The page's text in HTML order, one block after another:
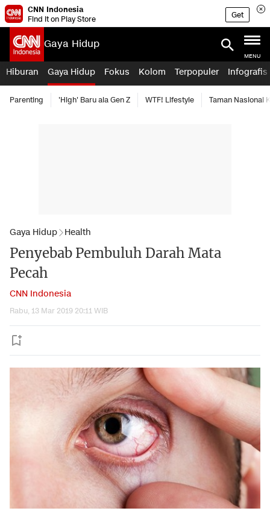
CNN Indonesia
Find it on Play Store
Get
Gaya Hidup
MENU
Hiburan Gaya Hidup Fokus Kolom Terpopuler Infografis
Parenting 'High' Baru ala Gen Z WTF! Lifestyle Taman Nasional
Gaya Hidup Health
Penyebab Pembuluh Darah Mata
Pecah
CNN Indonesia
Rabu, 13 Mar 2019 20:11 WIB